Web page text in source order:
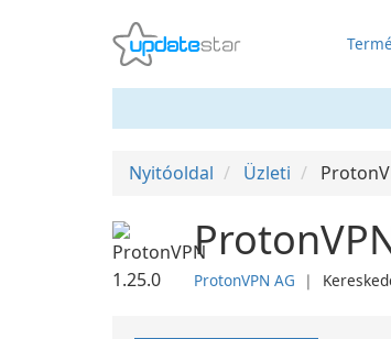
Nyitóoldal Üzleti
ProtonVPN AG ❘